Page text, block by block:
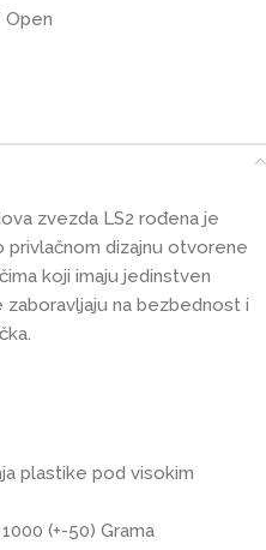
zvezda LS2 rođena je
privlačnom dizajnu otvorene
koji imaju jedinstven
na bezbednost i
plastike pod visokim
(+-50) Grama